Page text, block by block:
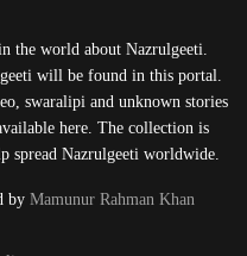
the world about Nazrulgeeti.
will be found in this portal.
swaralipi and unknown stories
here. The collection is
spread Nazrulgeeti worldwide.
by Mamunur Rahman Khan